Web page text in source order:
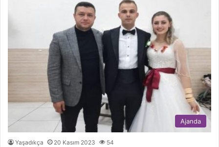
Ajanda
Yaşadıkça 20 Kasım 2023 54